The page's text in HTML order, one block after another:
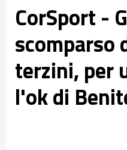
CorSport -
scomparso
terzini, per
l'ok di